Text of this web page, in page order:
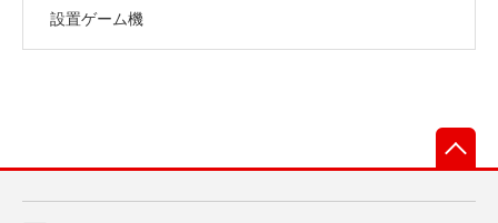
設置ゲーム機